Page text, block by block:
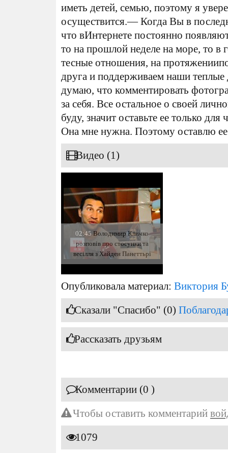
иметь детей, семью, поэтому я
осуществится.— Когда Вы в
что вИнтернете постоянно
то на прошлой неделе на море, то
тесные отношения, на
друга и поддерживаем наши
думаю, что комментировать
за себя. Все остальное о своей
буду, значит оставьте ее только
Она мне нужна. Поэтому оставлю ее
Видео (1)
02:45 Володимир Кличко
розповів про стосунки та
весілля з Хайден Панеттьрі
Опубликовала материал: Виктория
Сказали "Спасибо" (0)
Рассказать друзьям
Комментарии (0 )
Чтобы оставить комментарий
1079